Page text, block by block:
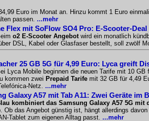
Euro im Monat an. Hinzu kommt 1 Euro
passen. ...mehr
Flex mit SoFlow SO4 Pro: E-Scooter-
o2 E-Scooter Angebotwird ein monatlich
DSL, Kabel oder Glasfaser bestellt, soll zwölf
25 GB 5G für 4,99 Euro: Lyca greift
Lyca Mobile beginnen die neuen Tarife mit 10
kommen zwei Prepaid Tarife mit 32 GB für 4,49
Netz. ...mehr
Galaxy A57 mit Tab A11: Zwei Geräte im
kombiniert das Samsung Galaxy A57 5G mit
Ob das Angebot günstig ist, hängt allerdings
Tablet zum eigenen Alltag passt. ...mehr